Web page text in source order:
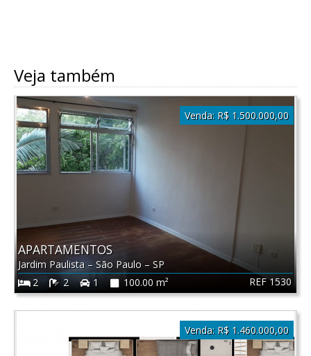
Veja também
REF 1530
APARTAMENTOS
Jardim Paulista – São Paulo – SP
2
2 1 100.00 m²
Venda: R$ 1.500.000,00
Venda: R$ 1.460.000,00